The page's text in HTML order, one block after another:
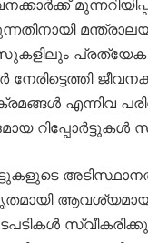
നേരിട്ടെത്തി
എന്നിവ